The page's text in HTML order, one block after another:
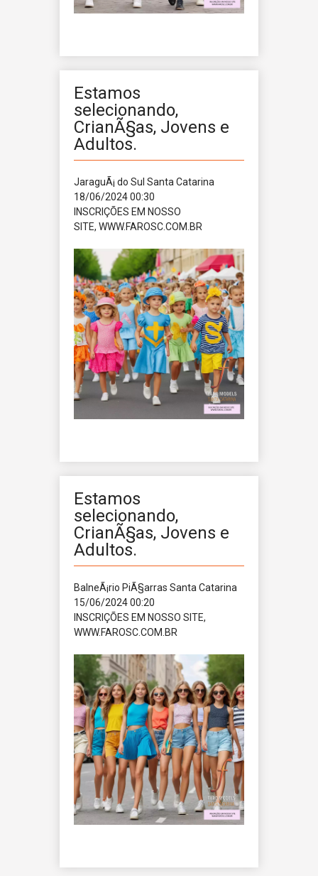
Estamos
selecionando,
CrianÃ§as, Jovens e
Adultos.
JaraguÃ¡ do Sul Santa Catarina
18/06/2024 00:30
INSCRIÇÕES EM NOSSO
SITE, WWW.FAROSC.COM.BR
Estamos
selecionando,
CrianÃ§as, Jovens e
Adultos.
BalneÃ¡rio PiÃ§arras Santa Catarina
15/06/2024 00:20
INSCRIÇÕES EM NOSSO SITE,
WWW.FAROSC.COM.BR